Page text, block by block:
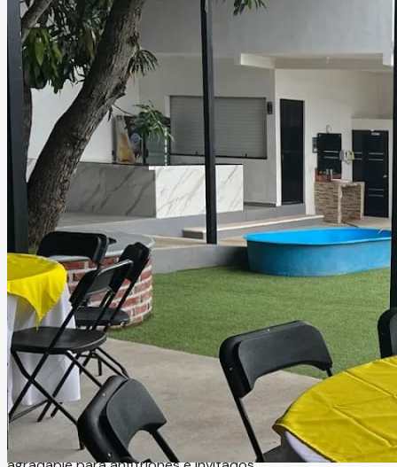
Terraza Los Mangos
Puerto Vallarta, Jalisco Terraza
Información
Salón de eventos con alberca y amplia terraza techada,
diseñado para brindar comodidad, diversión y el espacio
ideal para disfrutar cualquier celebración al máximo. El
recinto ofrece amplias instalaciones perfectas para
cumpleaños, reuniones familiares, fiestas infantiles,
aniversarios, convivencias, graduaciones y todo tipo de
eventos sociales, creando un ambiente cómodo y